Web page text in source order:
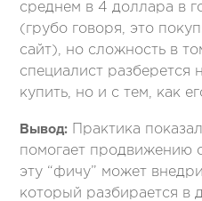
среднем в 4 доллара в
(грубо говоря, это
сайт), но сложность в
специалист разберется
купить, но и с тем, как
Вывод: Практика
помогает продвижению
эту “фичу” может
который разбирается в